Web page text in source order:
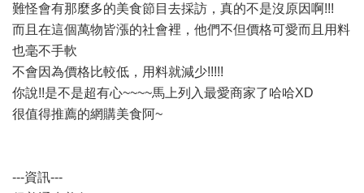
難怪會有那麼多的美食節目去採訪，真的不是沒原因啊!!!
而且在這個萬物皆漲的社會裡，他們不但價格可愛而且用料
也毫不手軟
不會因為價格比較低，用料就減少!!!!!
你說!!是不是超有心~~~~馬上列入最愛商家了哈哈XD
很值得推薦的網購美食阿~
---資訊---